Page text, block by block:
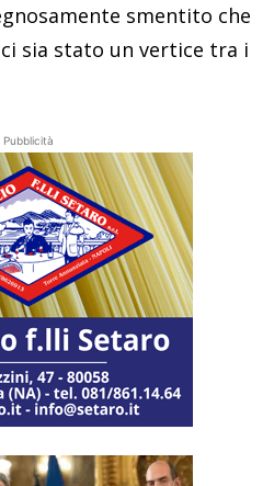
smentito che
sia stato un vertice tra i
Pubblicità